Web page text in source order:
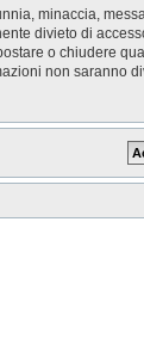
minaccia,
divieto di
o chiudere
non saranno